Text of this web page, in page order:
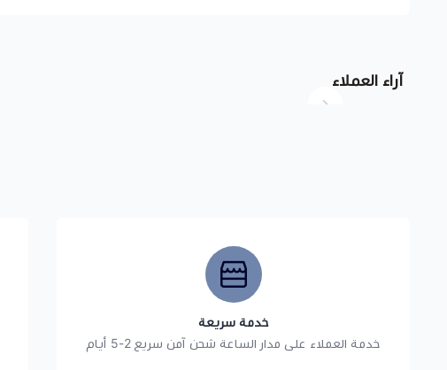
آراء العملاء
خدمة سريعة
خدمة العملاء على مدار الساعة شحن آمن سريع 2-5 أيام